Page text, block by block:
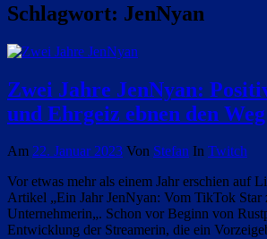
Schlagwort: JenNyan
Zwei Jahre JenNyan:
und Ehrgeiz ebnen den Weg
Am 22. Januar 2023 Von Stefan In Twitch
Vor etwas mehr als einem Jahr erschien auf
Artikel „Ein Jahr JenNyan: Vom TikTok Star
Unternehmerin„. Schon vor Beginn von
Entwicklung der Streamerin, die ein